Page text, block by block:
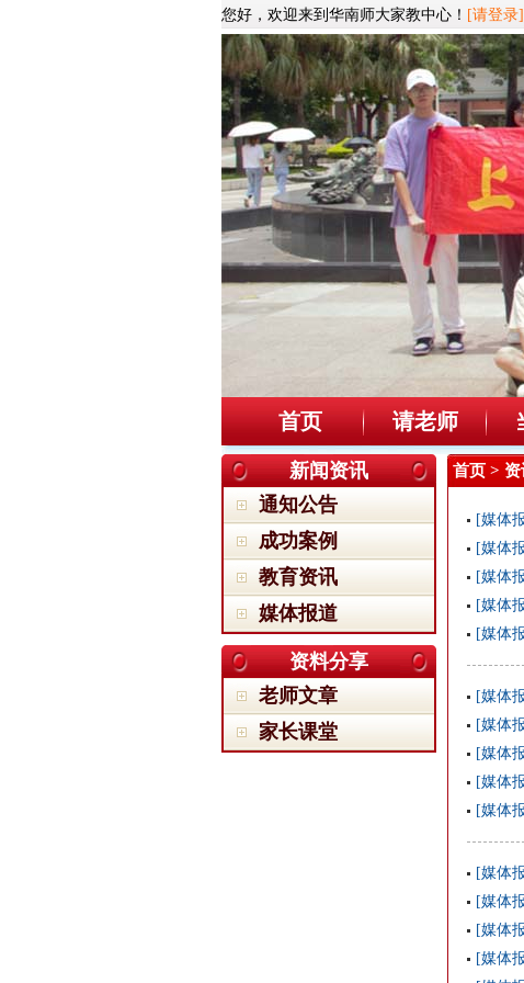
您好，欢迎来到华南师大家教中心！ [请登录]
首页 请老师
新闻资讯
通知公告
成功案例
教育资讯
媒体报道
资料分享
老师文章
家长课堂
首页 > 资
[媒体
[媒体
[媒体
[媒体
[媒体
[媒体
[媒体
[媒体
[媒体
[媒体
[媒体
[媒体
[媒体
[媒体